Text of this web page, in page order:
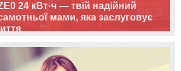
24 кВт·ч — твій надійний
мами, яка заслуговує